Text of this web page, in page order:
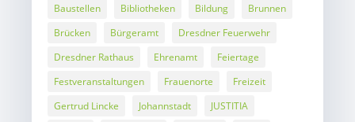
Baustellen
Bibliotheken Bildung
Brunnen
Brücken
Bürgeramt
Dresdner Feuerwehr
Dresdner Rathaus
Ehrenamt
Feiertage
Festveranstaltungen
Frauenorte
Freizeit
Gertrud Lincke
Johannstadt
JUSTITIA